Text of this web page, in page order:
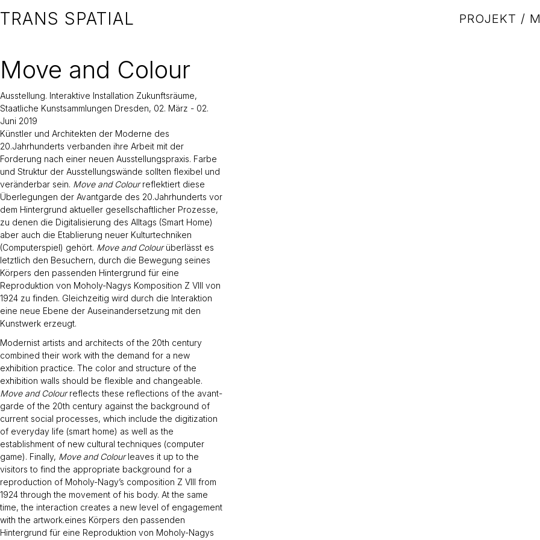
TRANS SPATIAL PROJEKT /
Move and Colour
Ausstellung. Interaktive Installation Zukunftsräume,
Staatliche Kunstsammlungen Dresden, 02. März - 02.
Juni 2019
Künstler und Architekten der Moderne des
20.Jahrhunderts verbanden ihre Arbeit mit der
Forderung nach einer neuen Ausstellungspraxis. Farbe
und Struktur der Ausstellungswände sollten flexibel und
veränderbar sein. Move and Colourreflektiert diese
Überlegungen der Avantgarde des 20.Jahrhunderts vor
dem Hintergrund aktueller gesellschaftlicher Prozesse,
zu denen die Digitalisierung des Alltags (Smart Home)
aber auch die Etablierung neuer Kulturtechniken
(Computerspiel) gehört. Move and Colourüberlässt es
letztlich den Besuchern, durch die Bewegung seines
Körpers den passenden Hintergrund für eine
Reproduktion von Moholy-Nagys Komposition Z VIII von
1924 zu finden. Gleichzeitig wird durch die Interaktion
eine neue Ebene der Auseinandersetzung mit den
Kunstwerk erzeugt.
Modernist artists and architects of the 20th century
combined their work with the demand for a new
exhibition practice. The color and structure of the
exhibition walls should be flexible and changeable.
Move and Colourreflects these reflections of the avant-
garde of the 20th century against the background of
current social processes, which include the digitization
of everyday life (smart home) as well as the
establishment of new cultural techniques (computer
game). Finally, Move and Colourleaves it up to the
visitors to find the appropriate background for a
reproduction of Moholy-Nagy’s composition Z VIII from
1924 through the movement of his body. At the same
time, the interaction creates a new level of engagement
with the artwork.eines Körpers den passenden
Hintergrund für eine Reproduktion von Moholy-Nagys